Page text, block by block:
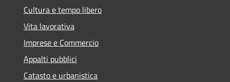
Cultura e tempo libero
Vita lavorativa
Imprese e Commercio
Appalti pubblici
Catasto e urbanistica